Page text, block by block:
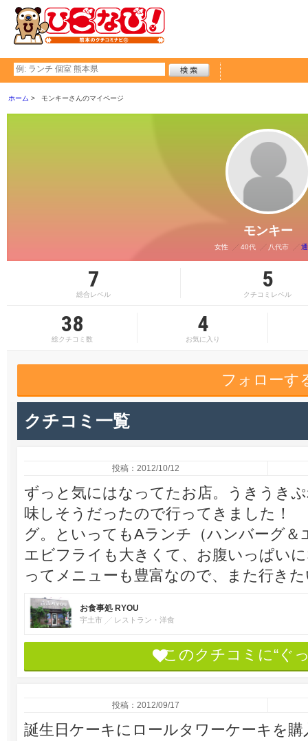
ホーム モンキーさんのマイページ
モンキー
女性 40代 八代市
7
総合レベル
5
クチコミレベル
38
総クチコミ数
4
お気に入り
フォローす
クチコミ一覧
投稿：2012/10/12
ずっと気にはなってたお店。うきうき
味しそうだったので行ってきました！
グ。といってもAランチ（ハンバーグ
エビフライも大きくて、お腹いっぱい
ってメニューも豊富なので、また行き
お食事処 RYOU
宇土市 レストラン・洋食
このクチコミに“ぐ
投稿：2012/09/17
誕生日ケーキにロールタワーケーキを